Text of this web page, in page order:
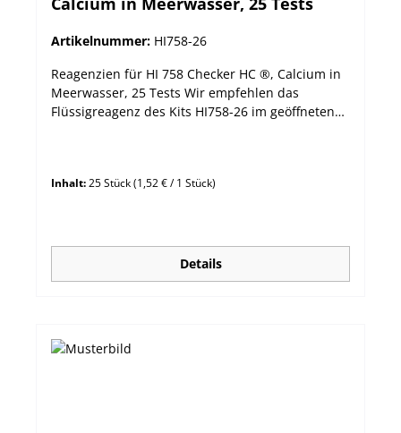
Artikelnummer: HI758-26
Reagenzien für HI 758 Checker HC ®, Calcium in
Meerwasser, 25 Tests Wir empfehlen das
Flüssigreagenz des Kits HI758-26 im geöffneten
Inhalt:25 Stück(1,52 € / 1 Stück)
Details